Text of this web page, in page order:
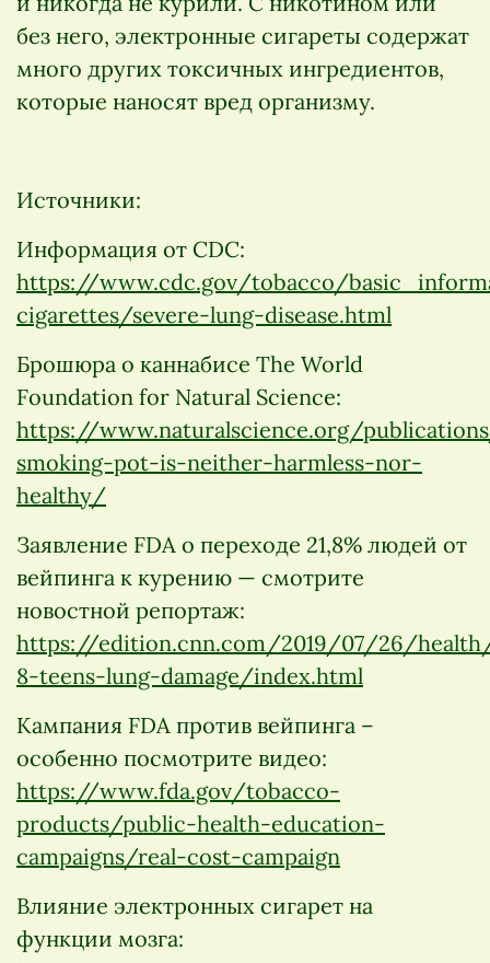
без него, электронные сигареты содержат
много других токсичных ингредиентов,
которые наносят вред организму.
Источники:
Информация от CDC:
https://www.cdc.gov/tobacco/
cigarettes/severe-lung-disease.html
Брошюра о каннабисе The World
Foundation for Natural Science:
https://www.naturalscience.org/
smoking-pot-is-neither-harmless-nor-
healthy/
Заявление FDA о переходе 21,8% людей от
вейпинга к курению — смотрите
новостной репортаж:
https://edition.cnn.com/2019/07/26/
8-teens-lung-damage/index.html
Кампания FDA против вейпинга –
особенно посмотрите видео:
https://www.fda.gov/tobacco-
products/public-health-education-
campaigns/real-cost-campaign
Влияние электронных сигарет на
функции мозга: